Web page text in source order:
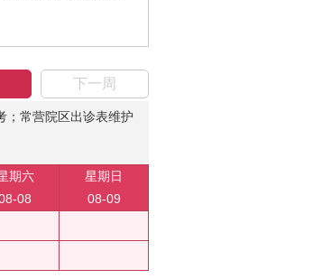
下一周
；常营院区出诊表维护
期六
08
星期日
08-09